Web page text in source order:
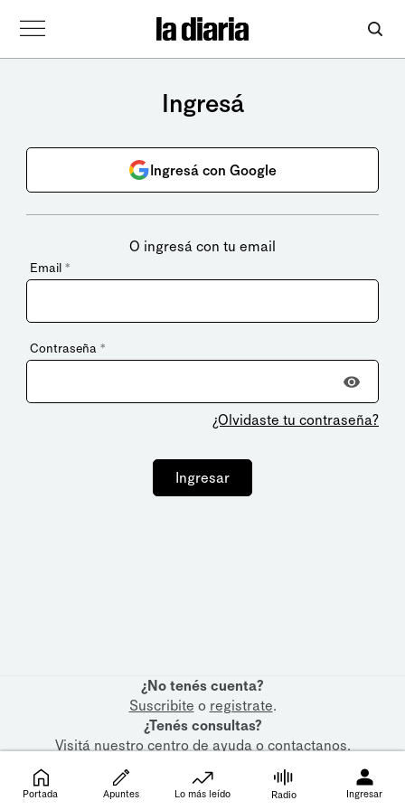
Ingresá
Ingresá con Google
O ingresá con tu email
Email *
Contraseña *
¿Olvidaste tu contraseña?
Ingresar
¿No tenés cuenta?
Suscribite o registrate.
¿Tenés consultas?
Visitá nuestrocentro de ayudaocontactanos.
Portada Apuntes Lo más leído Radio Ingresar